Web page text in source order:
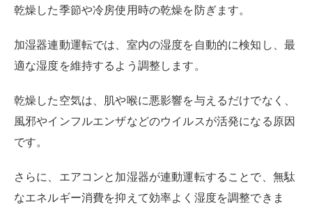
乾燥した季節や冷房使用時の乾燥を防ぎます。
加湿器連動運転では、室内の湿度を自動的に検知し、最
適な湿度を維持するよう調整します。
乾燥した空気は、肌や喉に悪影響を与えるだけでなく、
風邪やインフルエンザなどのウイルスが活発になる原因
です。
さらに、エアコンと加湿器が連動運転することで、無駄
なエネルギー消費を抑えて効率よく湿度を調整できま